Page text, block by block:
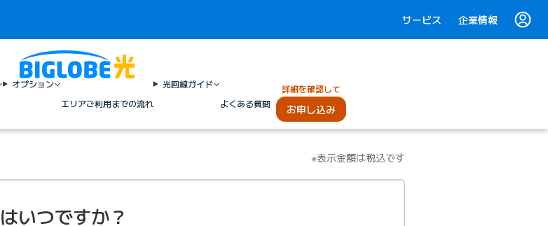
サービス 企業情報
オプション
エリアご利用までの流れ
光回線ガイド
よくある質問
詳細を確認して
お申し込み
※表示金額は税込です
いつですか？